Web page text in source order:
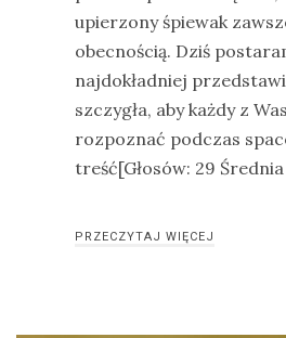
upierzony śpiewak
obecnością. Dziś
najdokładniej
szczygła, aby każdy z
rozpoznać podczas
treść[Głosów: 29
PRZECZYTAJ WIĘCEJ